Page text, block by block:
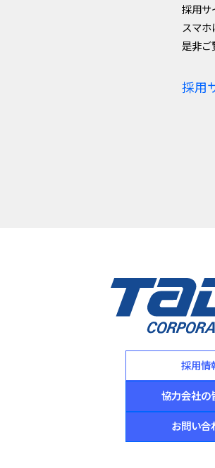
採用サ
スマホ
是非ご
採用
採用情
協力会社の
お問い合